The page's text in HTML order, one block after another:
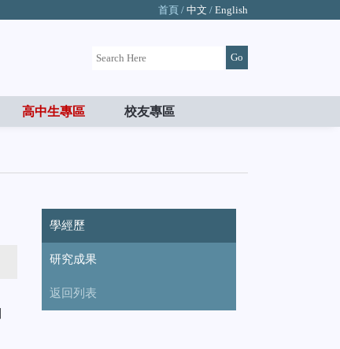
首頁 / 中文 / English
高中生專區 校友專區
學經歷
研究成果
返回列表